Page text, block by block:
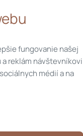
fungovanie našej
reklám návštevníkovi
médií a na